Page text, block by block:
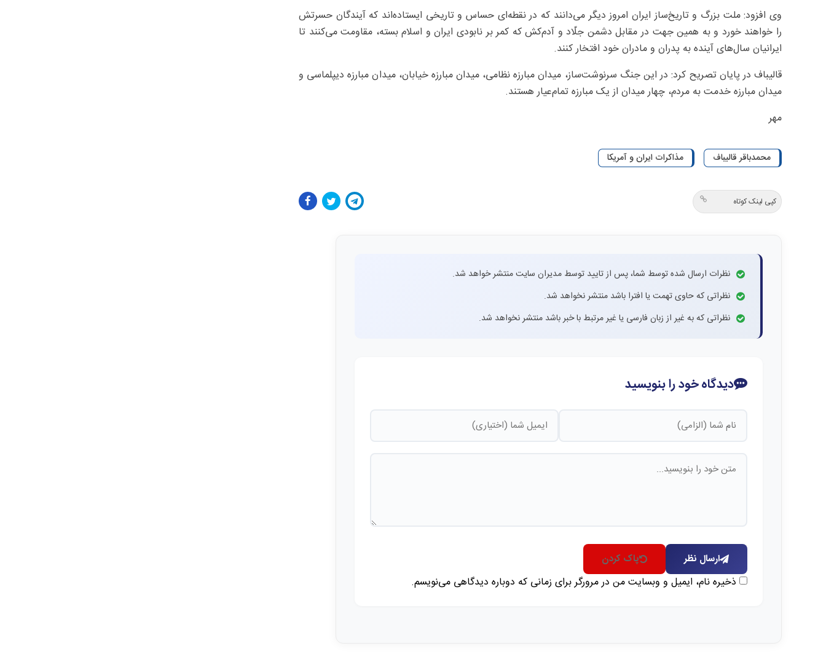
وی افزود: ملت بزرگ و تاریخ‌ساز ایران امروز دیگر می‌دانند که در نقطه‌ای حساس و تاریخی ایستاده‌اند که آیندگان حسرتش
را خواهند خورد و به همین جهت در مقابل دشمن جلّاد و آدم‌کش که کمر بر نابودی ایران و اسلام بسته، مقاومت می‌کنند تا
ایرانیان سال‌های آینده به پدران و مادران خود افتخار کنند.
قالیباف در پایان تصریح کرد: در این جنگ سرنوشت‌ساز، میدان مبارزه نظامی، میدان مبارزه خیابان، میدان مبارزه دیپلماسی و
میدان مبارزه خدمت به مردم، چهار میدان از یک مبارزه تمام‌عیار هستند.
مهر
محمدباقر قالیباف مذاکرات ایران و آمریکا
کپی لینک کوتاه
نظرات ارسال شده توسط شما، پس از تایید توسط مدیران سایت منتشر خواهد شد.
نظراتی که حاوی تهمت یا افترا باشد منتشر نخواهد شد.
نظراتی که به غیر از زبان فارسی یا غیر مرتبط با خبر باشد منتشر نخواهد شد.
دیدگاه خود را بنویسید
ارسال نظر پاک کردن
ذخیره نام، ایمیل و وبسایت من در مرورگر برای زمانی که دوباره دیدگاهی می‌نویسم.